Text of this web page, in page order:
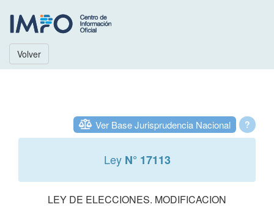
Volver
?
Ver Base Jurisprudencia Nacional
Ley N° 17113
LEY DE ELECCIONES. MODIFICACION